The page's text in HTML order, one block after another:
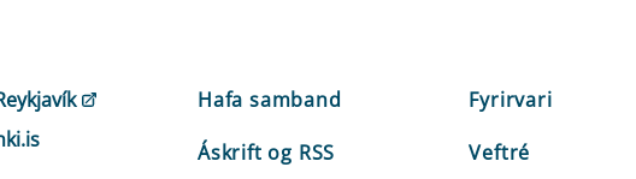
Hafa samband
Áskrift og RSS
Fyrirvari
Veftré